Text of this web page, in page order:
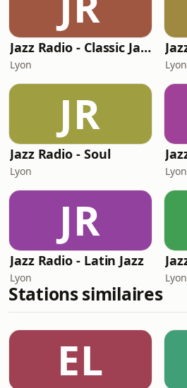
Jazz Radio - Classic Jazz
Lyon Lyon
JR
Jazz Radio - Soul
Lyon Lyon
JR
Jazz Radio - Latin Jazz
Lyon Lyon
Stations similaires
EL